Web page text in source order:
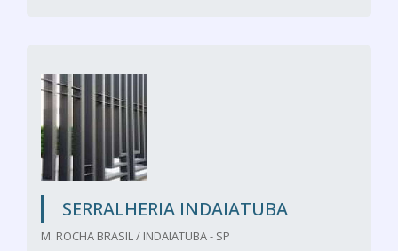
SERRALHERIA INDAIATUBA
M. ROCHA BRASIL / INDAIATUBA - SP